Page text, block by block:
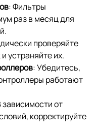
: Фильтры
раз в месяц для
проверяйте
устраняйте их.
: Убедитесь,
работают
зависимости от
корректируйте